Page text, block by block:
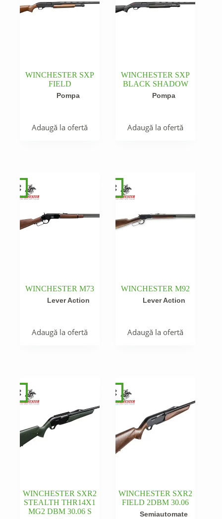
WINCHESTER SXP
FIELD
Pompa
Adaugă la ofertă
WINCHESTER SXP
BLACK SHADOW
Pompa
Adaugă la ofertă
WINCHESTER M73
Lever Action
Adaugă la ofertă
WINCHESTER M92
Lever Action
Adaugă la ofertă
WINCHESTER SXR2
STEALTH THR14X1
MG2 DBM 30.06 S
WINCHESTER SXR2
FIELD 2DBM 30.06
Semiautomate